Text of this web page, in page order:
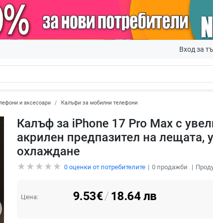
Вход за
и аксесоари Калъфи за мобилни телефони
Калъф за iPhone 17 Pro Max с
акрилен предпазител на лещата,
охлаждане
0оценки от потребителите 0продажби
Цена: 9.53€/ 18.64лв